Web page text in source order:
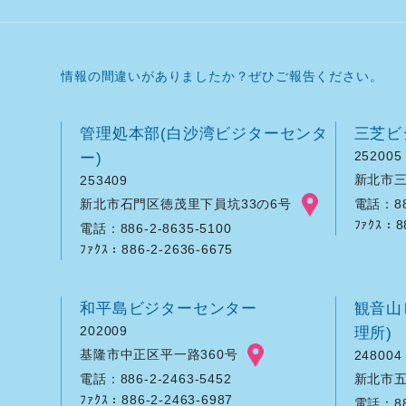
情報の間違いがありましたか？ぜひご報告ください。
管理処本部(白沙湾ビジターセンタ
ー)
253409
新北市石門区徳茂里下員坑33の6号
電話：886-2-8635-5100
ﾌｧｸｽ：886-2-2636-6675
三芝
252005
新北市
電話：
ﾌｧｸｽ：
和平島ビジターセンター
202009
基隆市中正区平一路360号
電話：886-2-2463-5452
ﾌｧｸｽ：886-2-2463-6987
観音
理所)
248004
新北市